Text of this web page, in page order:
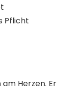
Pflicht
Herzen. Er